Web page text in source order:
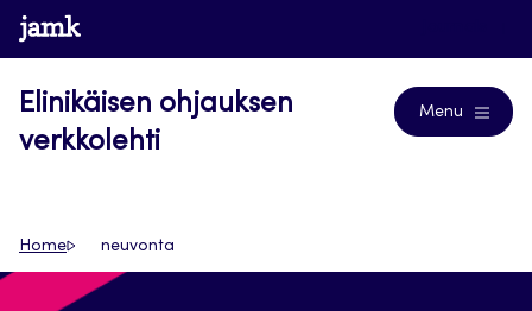
Siirry
suoraan
www.jamk.fi
Elinikäisen ohjauksen
verkkolehti
Menu
Home neuvonta